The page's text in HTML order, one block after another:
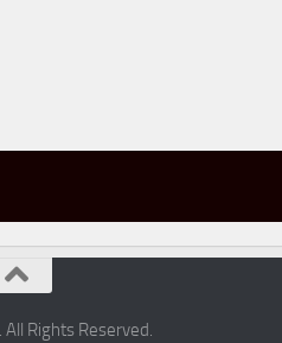
Rights Reserved.